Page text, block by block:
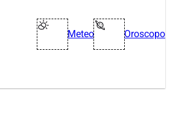
Meteo Oroscopo